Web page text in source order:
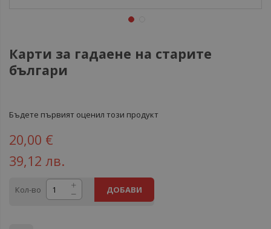
Карти за гадаене на старите
българи
Бъдете първият оценил този продукт
20,00 €
39,12 лв.
Кол-во ДОБАВИ